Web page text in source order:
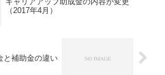
（2017年4月）
と補助金の違い